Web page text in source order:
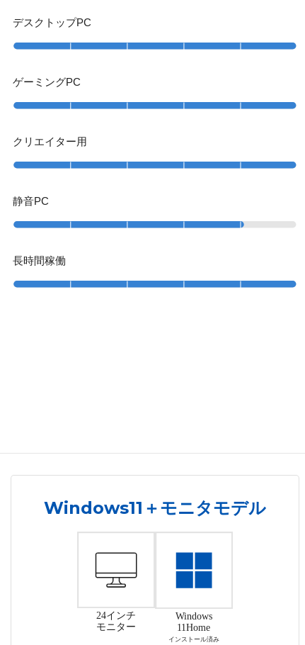
デスクトップPC
ゲーミングPC
クリエイター用
静音PC
長時間稼働
Windows11＋モニタモデル
24インチ
モニター
Windows
11Home
インストール済み